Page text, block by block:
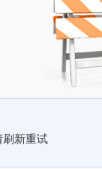
刷新重试